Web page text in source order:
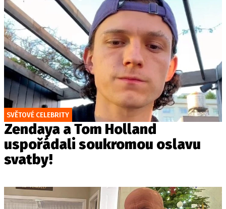
SVĚTOVÉ CELEBRITY
Zendaya a Tom Holland
uspořádali soukromou oslavu
svatby!